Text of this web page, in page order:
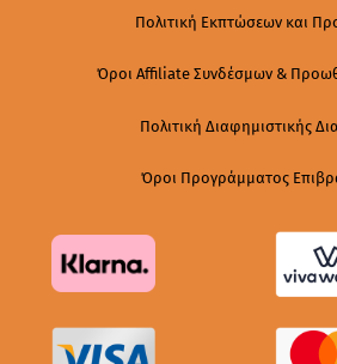
Πολιτική Εκπτώσεων και
Όροι Affiliate Συνδέσμων &
Πολιτική Διαφημιστικής
Όροι Προγράμματος